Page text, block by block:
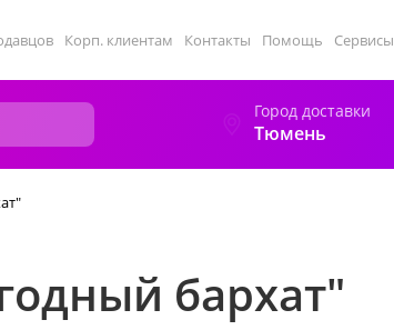
Корп. клиентам Контакты Помощь Сервисы
Город доставки
Тюмень
бархат"